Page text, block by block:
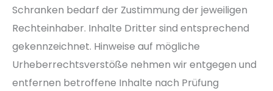
Schranken bedarf der Zustimmung der jeweiligen
Rechteinhaber. Inhalte Dritter sind entsprechend
gekennzeichnet. Hinweise auf mögliche
Urheberrechtsverstöße nehmen wir entgegen und
entfernen betroffene Inhalte nach Prüfung